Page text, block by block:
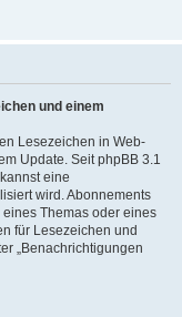
und einem
Lesezeichen in Web-
Update. Seit phpBB 3.1
eine
wird. Abonnements
Themas oder eines
für Lesezeichen und
„Benachrichtigungen